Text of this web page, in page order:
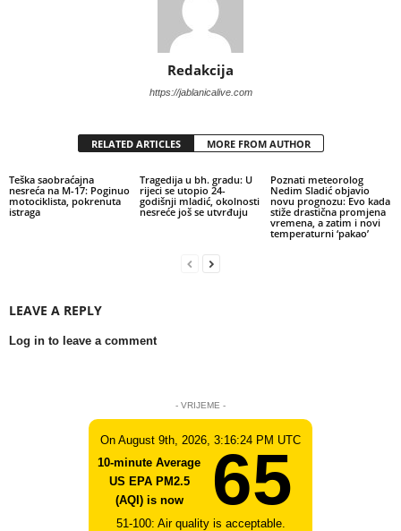
Redakcija
https://jablanicalive.com
RELATED ARTICLES MORE FROM AUTHOR
Teška saobraćajna
nesreća na M-17: Poginuo
motociklista, pokrenuta
istraga
Tragedija u bh. gradu: U
rijeci se utopio 24-
godišnji mladić, okolnosti
nesreće još se utvrđuju
Poznati meteorolog
Nedim Sladić objavio
novu prognozu: Evo kada
stiže drastična promjena
vremena, a zatim i novi
temperaturni ‘pakao’
LEAVE A REPLY
Log in to leave a comment
- VRIJEME -
On August 9th, 2026, 3:16:24 PM UTC
10-minute Average
US EPA PM2.5
(AQI) is now
65
51-100: Air quality is acceptable.